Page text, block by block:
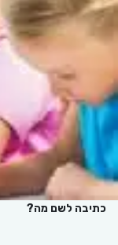
כתיבה לשם מה?